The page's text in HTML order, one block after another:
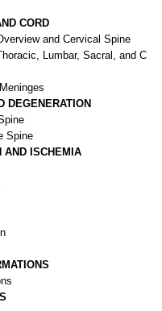
CORD
and Cervical Spine
Lumbar, Sacral, and C
DEGENERATION
Spine
AND ISCHEMIA